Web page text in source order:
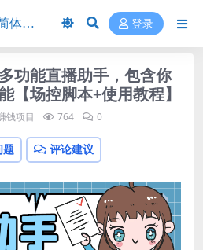
登录
功能直播助手，包含你
【场控脚本+使用教程】
钱项目 764 0
题 评论建议